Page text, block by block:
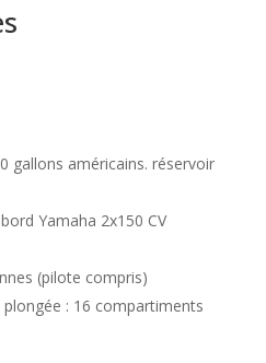
gallons américains. réservoir
Yamaha 2x150 CV
(pilote compris)
: 16 compartiments